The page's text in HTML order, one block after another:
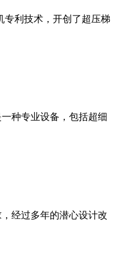
专利技术，开创了超压梯
种专业设备，包括超细
经过多年的潜心设计改